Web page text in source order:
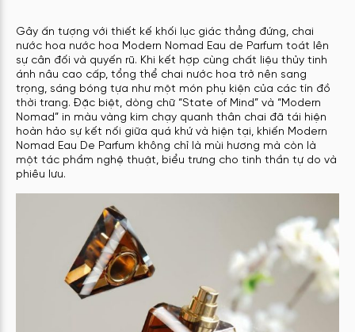
Gây ấn tượng với thiết kế khối lục giác thẳng đứng, chai
nước hoa nước hoa Modern Nomad Eau de Parfum toát lên
sự cân đối và quyến rũ. Khi kết hợp cùng chất liệu thủy tinh
ánh nâu cao cấp, tổng thể chai nước hoa trở nên sang
trọng, sáng bóng tựa như một món phụ kiện của các tín đồ
thời trang. Đặc biệt, dòng chữ “State of Mind” và “Modern
Nomad” in màu vàng kim chạy quanh thân chai đã tái hiện
hoàn hảo sự kết nối giữa quá khứ và hiện tại, khiến Modern
Nomad Eau De Parfum không chỉ là mùi hương mà còn là
một tác phẩm nghệ thuật, biểu trưng cho tinh thần tự do và
phiêu lưu.